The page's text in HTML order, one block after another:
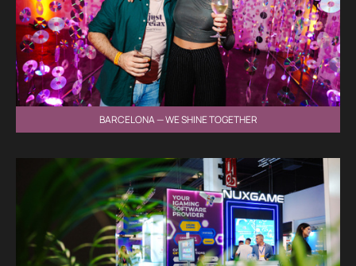
BARCELONA — WE SHINE TOGETHER